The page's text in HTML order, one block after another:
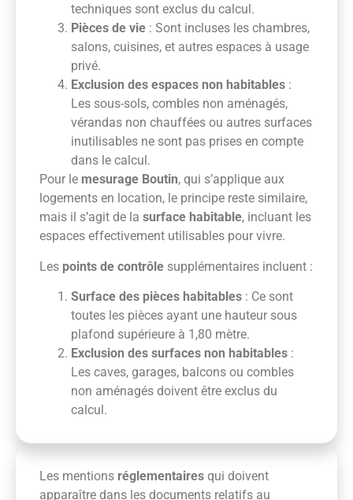
techniques sont exclus du calcul.
Pièces de vie : Sont incluses les chambres,
salons, cuisines, et autres espaces à usage
privé.
Exclusion des espaces non habitables :
Les sous-sols, combles non aménagés,
vérandas non chauffées ou autres surfaces
inutilisables ne sont pas prises en compte
dans le calcul.
Pour le mesurage Boutin, qui s’applique aux
logements en location, le principe reste similaire,
mais il s’agit de la surface habitable, incluant les
espaces effectivement utilisables pour vivre.
Les points de contrôle supplémentaires incluent :
Surface des pièces habitables : Ce sont
toutes les pièces ayant une hauteur sous
plafond supérieure à 1,80 mètre.
Exclusion des surfaces non habitables :
Les caves, garages, balcons ou combles
non aménagés doivent être exclus du
calcul.
Les mentions réglementaires qui doivent
apparaître dans les documents relatifs au